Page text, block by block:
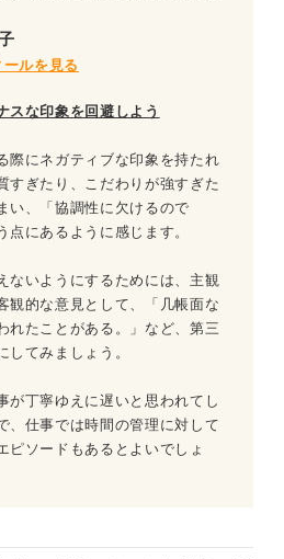
ールを見る
スな印象を回避しよう
際にネガティブな印象を持たれ
すぎたり、こだわりが強すぎた
い、「協調性に欠けるので
点にあるように感じます。
ないようにするためには、主観
観的な意見として、「几帳面な
れたことがある。」など、第三
してみましょう。
が丁寧ゆえに遅いと思われてし
、仕事では時間の管理に対して
ピソードもあるとよいでしょ